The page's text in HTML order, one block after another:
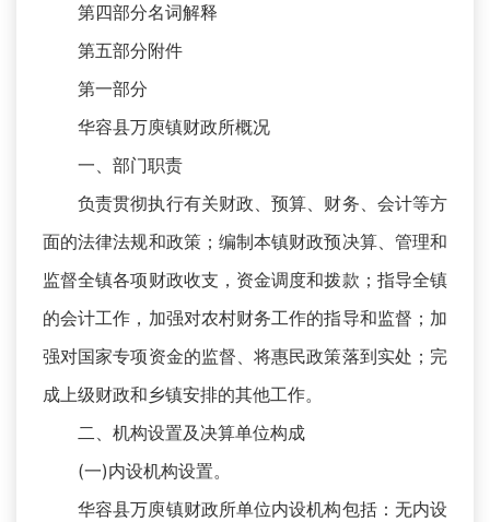
第四部分名词解释
第五部分附件
第一部分
华容县万庾镇财政所概况
一、部门职责
负责贯彻执行有关财政、预算、财务、会计等方
面的法律法规和政策；编制本镇财政预决算、管理和
监督全镇各项财政收支，资金调度和拨款；指导全镇
的会计工作，加强对农村财务工作的指导和监督；加
强对国家专项资金的监督、将惠民政策落到实处；完
成上级财政和乡镇安排的其他工作。
二、机构设置及决算单位构成
(一)内设机构设置。
华容县万庾镇财政所单位内设机构包括：无内设